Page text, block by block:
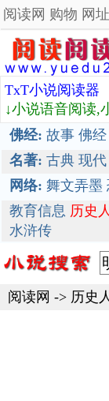
阅读网 购物 网址
TxT小说阅读器
↓小说语音阅读,
佛经: 故事 佛经
名著: 古典 现代
网络: 舞文弄墨
教育信息 历史
水浒传
阅读网 -> 历史